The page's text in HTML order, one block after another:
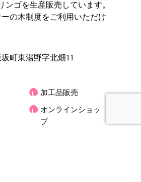
ンゴを生産販売しています。
の木制度をご利用いただけ
町東湯野字北畑11
加工品販売
オンラインショッ
プ